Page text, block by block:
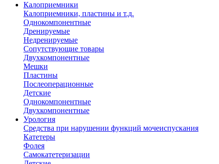
Калоприемники
Калоприемники, пластины и т.д.
Однокомпонентные
Дренируемые
Недренируемые
Сопутствующие товары
Двухкомпонентные
Мешки
Пластины
Послеоперационные
Детские
Однокомпонентные
Двухкомпонентные
Урология
Средства при нарушении функций мочеиспускания
Катетеры
Фолея
Самокатетеризации